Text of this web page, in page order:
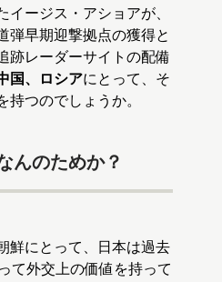
ージス・アショアが、
弾早期迎撃拠点の獲得と
跡レーダーサイトの配備
国、ロシアにとって、そ
持つのでしょうか。
んのためか？
鮮にとって、日本は過去
て外交上の価値を持って